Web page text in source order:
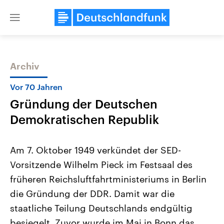
Close
Themen
Landtagswahl Sachsen-Anhalt
2026
Alle Informationen
Sachsen-Anhalt wählt am 6.
September 2026 einen neuen
Landtag. Seit 2021 wird das
Bundesland von einer Koalition aus
USA
Aktuelle Beiträge,
Hintergründe
Wirtschaftlich und
gehören die Vereinigten
den mächtigsten Ländern
mit großem Einfluss auf
Archiv
Vor 70 Jahren
Gründung der Deutschen
Demokratischen Republik
Am 7. Oktober 1949 verkündet der SED-
Vorsitzende Wilhelm Pieck im Festsaal des
früheren Reichsluftfahrtministeriums in Berlin
die Gründung der DDR. Damit war die
staatliche Teilung Deutschlands endgültig